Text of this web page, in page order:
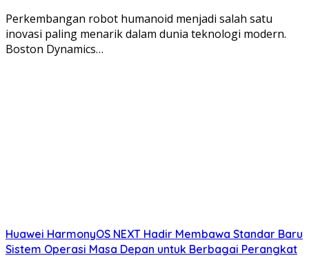
Perkembangan robot humanoid menjadi salah satu
inovasi paling menarik dalam dunia teknologi modern.
Boston Dynamics…
Huawei HarmonyOS NEXT Hadir Membawa Standar Baru
Sistem Operasi Masa Depan untuk Berbagai Perangkat